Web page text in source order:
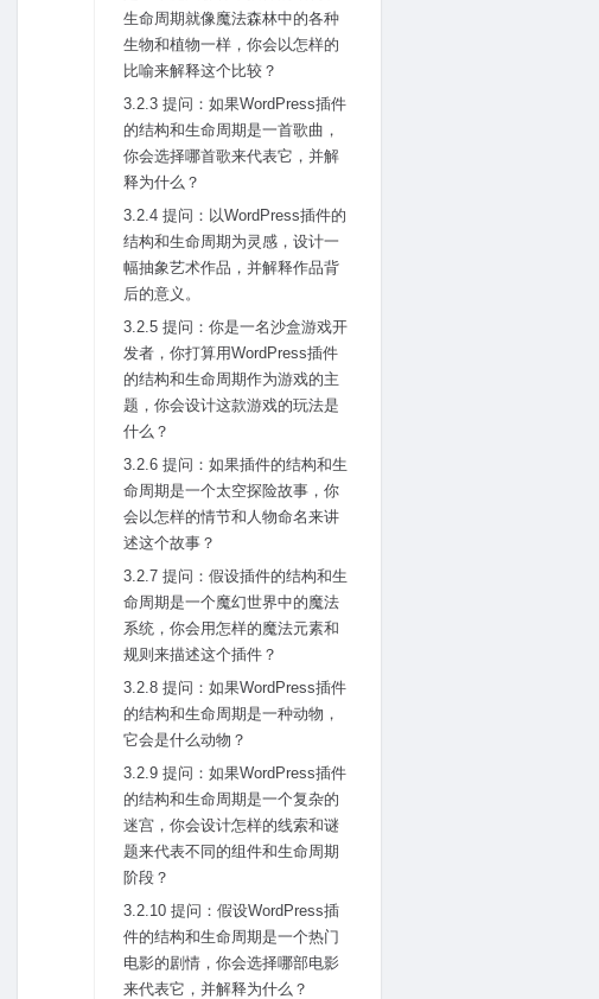
⽣命周期就像魔法森林中的各种
⽣物和植物⼀样，你会以怎样的
⽐喻来解释这个⽐较？
3.2.3 提问：如果WordPress插件
的结构和⽣命周期是⼀⾸歌曲，
你会选择哪⾸歌来代表它，并解
释为什么？
3.2.4 提问：以WordPress插件的
结构和⽣命周期为灵感，设计⼀
幅抽象艺术作品，并解释作品背
后的意义。
3.2.5 提问：你是⼀名沙盒游戏开
发者，你打算⽤WordPress插件
的结构和⽣命周期作为游戏的主
题，你会设计这款游戏的玩法是
什么？
3.2.6 提问：如果插件的结构和⽣
命周期是⼀个太空探险故事，你
会以怎样的情节和⼈物命名来讲
述这个故事？
3.2.7 提问：假设插件的结构和⽣
命周期是⼀个魔幻世界中的魔法
系统，你会⽤怎样的魔法元素和
规则来描述这个插件？
3.2.8 提问：如果WordPress插件
的结构和⽣命周期是⼀种动物，
它会是什么动物？
3.2.9 提问：如果WordPress插件
的结构和⽣命周期是⼀个复杂的
迷宫，你会设计怎样的线索和谜
题来代表不同的组件和⽣命周期
阶段？
3.2.10 提问：假设WordPress插
件的结构和⽣命周期是⼀个热门
电影的剧情，你会选择哪部电影
来代表它，并解释为什么？